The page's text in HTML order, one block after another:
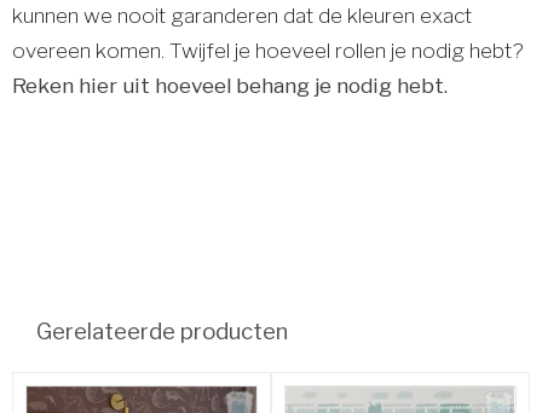
kunnen we nooit garanderen dat de kleuren exact
overeen komen. Twijfel je hoeveel rollen je nodig hebt?
Reken hier uit hoeveel behang je nodig hebt.
Gerelateerde producten